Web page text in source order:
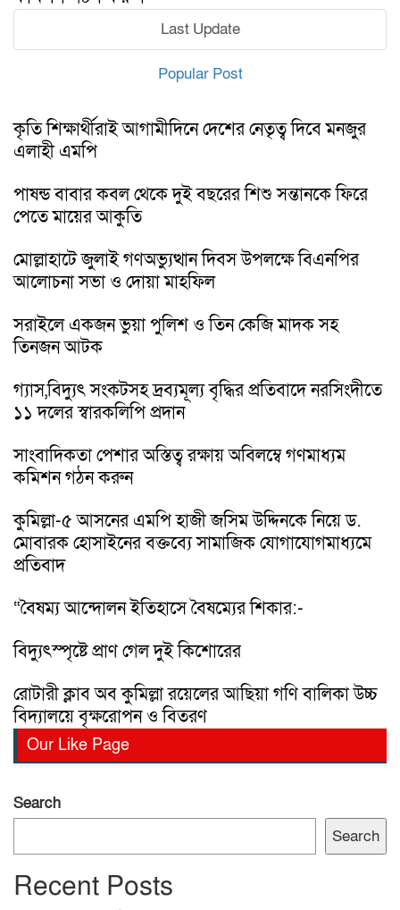
Last Update
Popular Post
কৃতি শিক্ষার্থীরাই আগামীদিনে দেশের নেতৃত্ব দিবে মনজুর
এলাহী এমপি
পাষন্ড বাবার কবল থেকে দুই বছরের শিশু সন্তানকে ফিরে
পেতে মায়ের আকুতি
মোল্লাহাটে জুলাই গণঅভ্যুত্থান দিবস উপলক্ষে বিএনপির
আলোচনা সভা ও দোয়া মাহফিল
সরাইলে একজন ভুয়া পুলিশ ও তিন কেজি মাদক সহ
তিনজন আটক
গ্যাস,বিদ্যুৎ সংকটসহ দ্রব্যমূল্য বৃদ্ধির প্রতিবাদে নরসিংদীতে
১১ দলের স্বারকলিপি প্রদান
সাংবাদিকতা পেশার অস্তিত্ব রক্ষায় অবিলম্বে গণমাধ্যম
কমিশন গঠন করুন
কুমিল্লা-৫ আসনের এমপি হাজী জসিম উদ্দিনকে নিয়ে ড.
মোবারক হোসাইনের বক্তব্যে সামাজিক যোগাযোগমাধ্যমে
প্রতিবাদ
“বৈষম্য আন্দোলন ইতিহাসে বৈষম্যের শিকার:-
বিদ্যুৎস্পৃষ্টে প্রাণ গেল দুই কিশোরের
রোটারী ক্লাব অব কুমিল্লা রয়েলের আছিয়া গণি বালিকা উচ্চ
বিদ্যালয়ে বৃক্ষরোপন ও বিতরণ
Our Like Page
Search
Search
Recent Posts